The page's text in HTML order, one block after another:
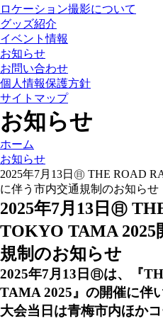
ロケーション撮影について
グッズ紹介
イベント情報
お知らせ
お問い合わせ
個人情報保護方針
サイトマップ
お知らせ
ホーム
お知らせ
2025年7月13日㊐ THE ROAD
に伴う市内交通規制のお知らせ
2025年7月13日㊐
TOKYO TAMA 2025
規制のお知らせ
2025年7月13日㊐は、
『
TAMA 2025』の開催に伴
大会当日は青梅市内ほか